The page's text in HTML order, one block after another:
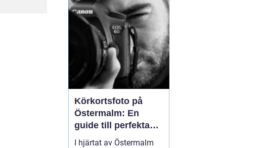
Körkortsfoto på
Östermalm: En
guide till perfekta
ID-bilder
I hjärtat av Östermalm